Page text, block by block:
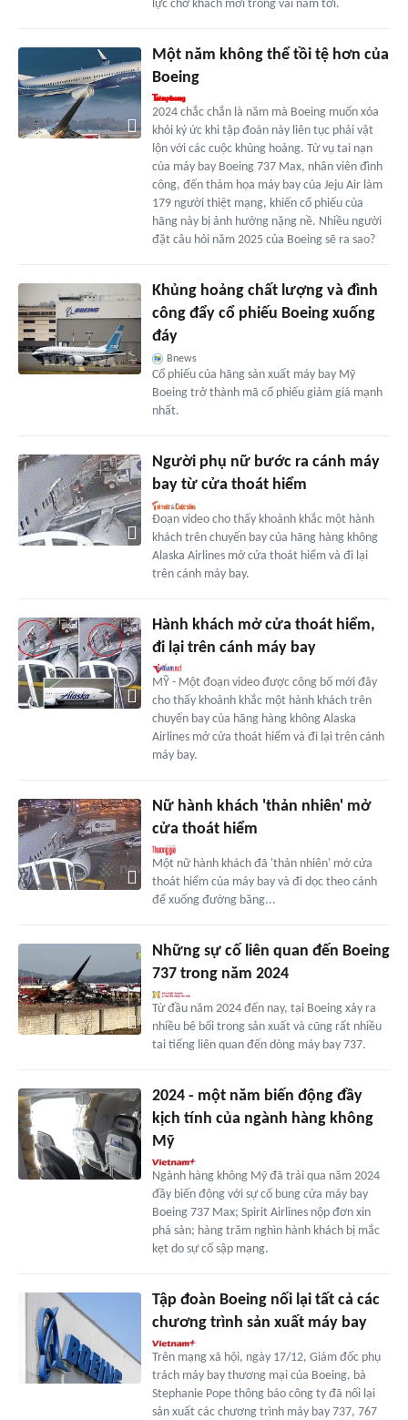
lực chở khách mới trong vài năm tới.
Một năm không thể tồi tệ hơn của
Boeing
2024 chắc chắn là năm mà Boeing muốn xóa
khỏi ký ức khi tập đoàn này liên tục phải vật
lộn với các cuộc khủng hoảng. Từ vụ tai nạn
của máy bay Boeing 737 Max, nhân viên đình
công, đến thảm họa máy bay của Jeju Air làm
179 người thiệt mạng, khiến cổ phiếu của
hãng này bị ảnh hưởng nặng nề. Nhiều người
đặt câu hỏi năm 2025 của Boeing sẽ ra sao?
Khủng hoảng chất lượng và đình
công đẩy cổ phiếu Boeing xuống
đáy
Bnews
Cổ phiếu của hãng sản xuất máy bay Mỹ
Boeing trở thành mã cổ phiếu giảm giá mạnh
nhất.
Người phụ nữ bước ra cánh máy
bay từ cửa thoát hiểm
Đoạn video cho thấy khoảnh khắc một hành
khách trên chuyến bay của hãng hàng không
Alaska Airlines mở cửa thoát hiểm và đi lại
trên cánh máy bay.
Hành khách mở cửa thoát hiểm,
đi lại trên cánh máy bay
MỸ - Một đoạn video được công bố mới đây
cho thấy khoảnh khắc một hành khách trên
chuyến bay của hãng hàng không Alaska
Airlines mở cửa thoát hiểm và đi lại trên cánh
máy bay.
Nữ hành khách 'thản nhiên' mở
cửa thoát hiểm
Một nữ hành khách đã 'thản nhiên' mở cửa
thoát hiểm của máy bay và đi dọc theo cánh
để xuống đường băng...
Những sự cố liên quan đến Boeing
737 trong năm 2024
Từ đầu năm 2024 đến nay, tại Boeing xảy ra
nhiều bê bối trong sản xuất và cũng rất nhiều
tai tiếng liên quan đến dòng máy bay 737.
2024 - một năm biến động đầy
kịch tính của ngành hàng không
Mỹ
Ngành hàng không Mỹ đã trải qua năm 2024
đầy biến động với sự cố bung cửa máy bay
Boeing 737 Max; Spirit Airlines nộp đơn xin
phá sản; hàng trăm nghìn hành khách bị mắc
kẹt do sự cố sập mạng.
Tập đoàn Boeing nối lại tất cả các
chương trình sản xuất máy bay
Trên mạng xã hội, ngày 17/12, Giám đốc phụ
trách máy bay thương mại của Boeing, bà
Stephanie Pope thông báo công ty đã nối lại
sản xuất các chương trình máy bay 737, 767